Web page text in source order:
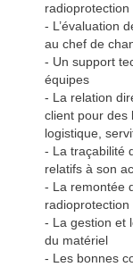
radioprotection
- L’évaluation
au chef de
- Un support
équipes
- La relation
client pour des
logistique,
- La traçabilité
relatifs à son
- La remontée
- La gestion et
du matériel
- Les bonnes